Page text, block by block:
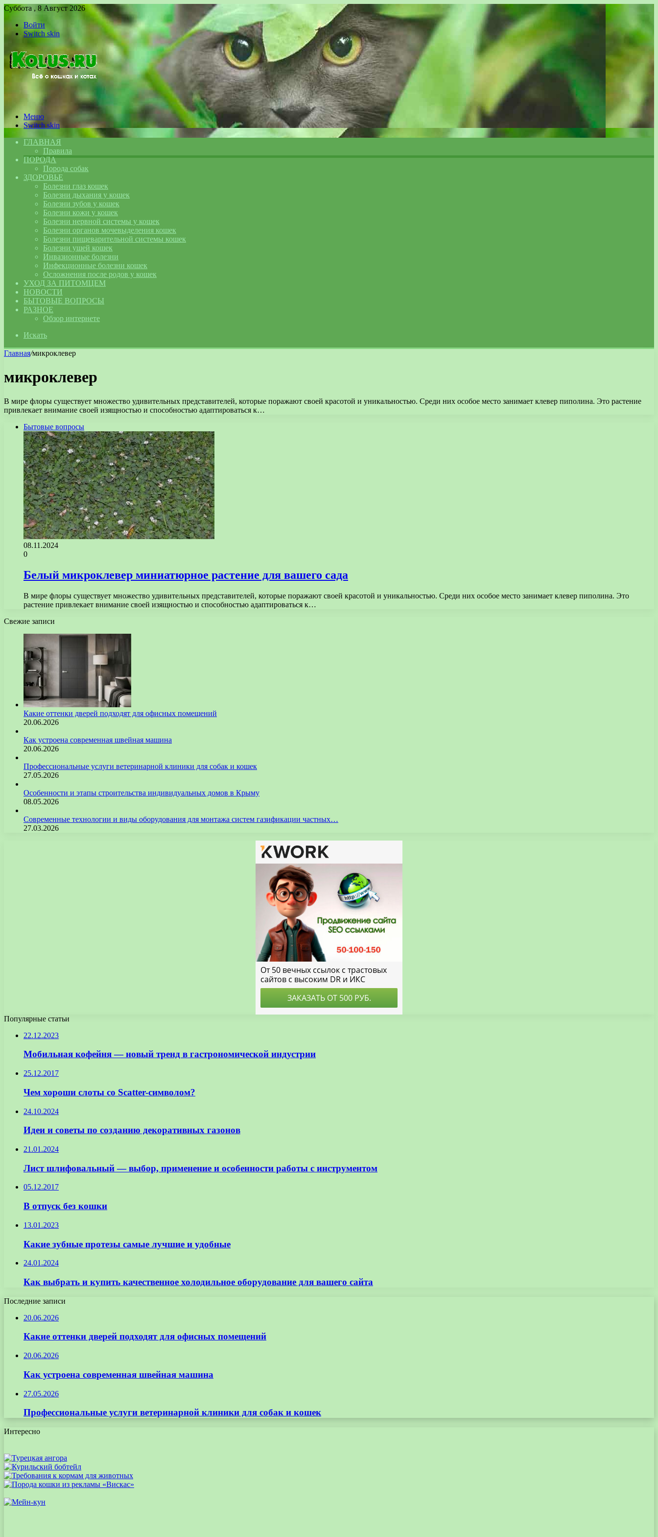
Суббота , 8 Август 2026
Войти
Switch skin
Меню
Switch skin
ГЛАВНАЯ
Правила
ПОРОДА
Порода собак
ЗДОРОВЬЕ
Болезни глаз кошек
Болезни дыхания у кошек
Болезни зубов у кошек
Болезни кожи у кошек
Болезни нервной системы у кошек
Болезни органов мочевыделения кошек
Болезни пищеварительной системы кошек
Болезни ушей кошек
Инвазионные болезни
Инфекционные болезни кошек
Осложнения после родов у кошек
УХОД ЗА ПИТОМЦЕМ
НОВОСТИ
БЫТОВЫЕ ВОПРОСЫ
РАЗНОЕ
Обзор интернете
Искать
Главная/микроклевер
микроклевер
В мире флоры существует множество удивительных представителей, которые поражают своей красотой и уникальностью. Среди них особое место занимает клевер пиполина. Это растение
привлекает внимание своей изящностью и способностью адаптироваться к…
Бытовые вопросы
08.11.2024
0
Белый микроклевер миниатюрное растение для вашего сада
В мире флоры существует множество удивительных представителей, которые поражают своей красотой и уникальностью. Среди них особое место занимает клевер пиполина. Это
растение привлекает внимание своей изящностью и способностью адаптироваться к…
Свежие записи
Какие оттенки дверей подходят для офисных помещений
20.06.2026
Как устроена современная швейная машина
20.06.2026
Профессиональные услуги ветеринарной клиники для собак и кошек
27.05.2026
Особенности и этапы строительства индивидуальных домов в Крыму
08.05.2026
Современные технологии и виды оборудования для монтажа систем газификации частных…
27.03.2026
Популярные статьи
22.12.2023
Мобильная кофейня — новый тренд в гастрономической индустрии
25.12.2017
Чем хороши слоты со Scatter-символом?
24.10.2024
Идеи и советы по созданию декоративных газонов
21.01.2024
Лист шлифовальный — выбор, применение и особенности работы с инструментом
05.12.2017
В отпуск без кошки
13.01.2023
Какие зубные протезы самые лучшие и удобные
24.01.2024
Как выбрать и купить качественное холодильное оборудование для вашего сайта
Последние записи
20.06.2026
Какие оттенки дверей подходят для офисных помещений
20.06.2026
Как устроена современная швейная машина
27.05.2026
Профессиональные услуги ветеринарной клиники для собак и кошек
Интересно